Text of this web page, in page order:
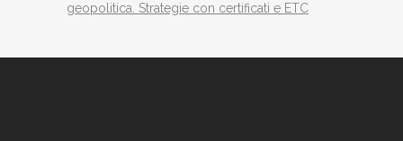
geopolitica. Strategie con certificati e ETC